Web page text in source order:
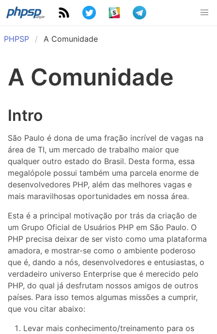
PHPSP A Comunidade
A Comunidade
Intro
São Paulo é dona de uma fração incrível de vagas na
área de TI, um mercado de trabalho maior que
qualquer outro estado do Brasil. Desta forma, essa
megalópole possui também uma parcela enorme de
desenvolvedores PHP, além das melhores vagas e
mais maravilhosas oportunidades em nossa área.
Esta é a principal motivação por trás da criação de
um Grupo Oficial de Usuários PHP em São Paulo. O
PHP precisa deixar de ser visto como uma plataforma
amadora, e mostrar-se como o ambiente poderoso
que é, dando a nós, desenvolvedores e entusiastas, o
verdadeiro universo Enterprise que é merecido pelo
PHP, do qual já desfrutam nossos amigos de outros
países. Para isso temos algumas missões a cumprir,
que vou citar abaixo:
Levar mais conhecimento/treinamento para os